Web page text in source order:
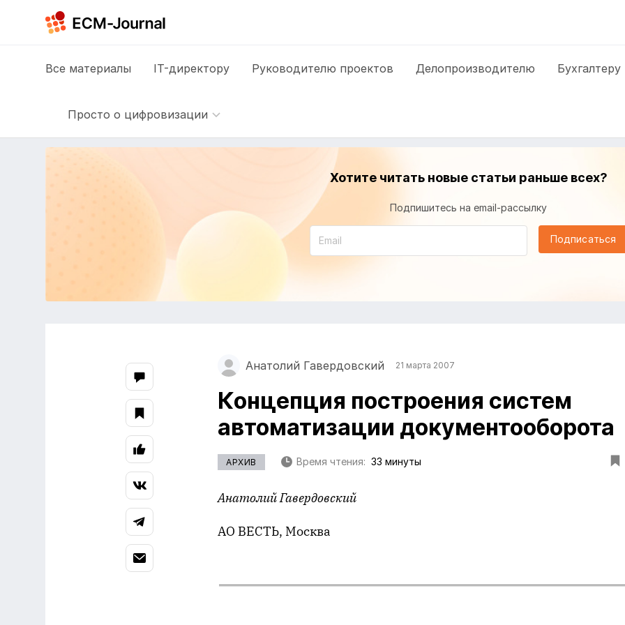
Все материалы IT-директору Руководителю проектов Делопроизводителю Бухгалтеру
Просто о цифровизации
Хотите читать новые статьи раньше всех?
Подпишитесь на email-рассылку
Подписаться
Анатолий Гавердовский 21 марта 2007
Концепция построения систем
автоматизации документооборота
АРХИВ Время чтения: 33 минуты
Анатолий Гавердовский
АО ВЕСТЬ, Москва